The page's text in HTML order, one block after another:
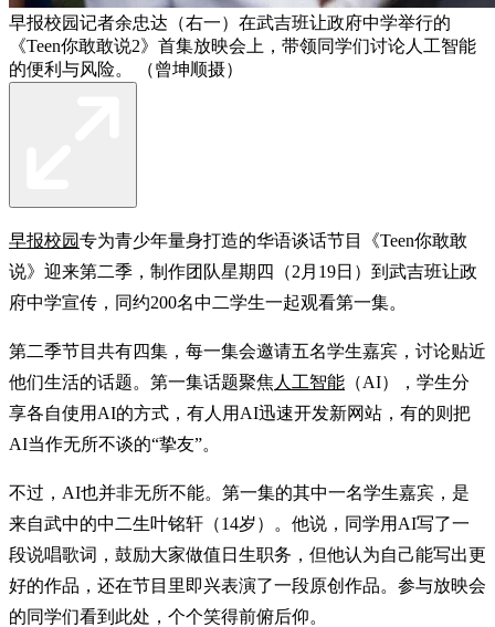
早报校园记者余忠达（右一）在武吉班让政府中学举行的
《Teen你敢敢说2》首集放映会上，带领同学们讨论人工智能
的便利与风险。 （曾坤顺摄）
早报校园专为青少年量身打造的华语谈话节目《Teen你敢敢
说》迎来第二季，制作团队星期四（2月19日）到武吉班让政
府中学宣传，同约200名中二学生一起观看第一集。
第二季节目共有四集，每一集会邀请五名学生嘉宾，讨论贴近
他们生活的话题。第一集话题聚焦 人工智能 （AI），学生分
享各自使用AI的方式，有人用AI迅速开发新网站，有的则把
AI当作无所不谈的“挚友”。
不过，AI也并非无所不能。第一集的其中一名学生嘉宾，是
来自武中的中二生叶铭轩（14岁）。他说，同学用AI写了一
段说唱歌词，鼓励大家做值日生职务，但他认为自己能写出更
好的作品，还在节目里即兴表演了一段原创作品。参与放映会
的同学们看到此处，个个笑得前俯后仰。